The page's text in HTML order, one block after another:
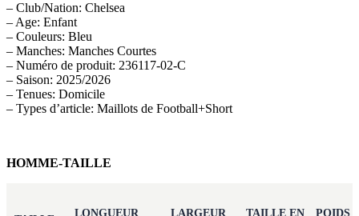
– Club/Nation: Chelsea
– Age: Enfant
– Couleurs: Bleu
– Manches: Manches Courtes
– Numéro de produit: 236117-02-C
– Saison: 2025/2026
– Tenues: Domicile
– Types d’article: Maillots de Football+Short
HOMME-TAILLE
LONGUEUR
LARGEUR
TAILLE EN
POIDS